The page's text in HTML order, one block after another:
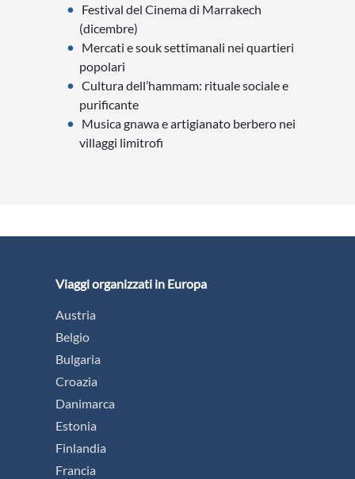
Festival del Cinema di Marrakech
(dicembre)
Mercati e souk settimanali nei quartieri
popolari
Cultura dell’hammam: rituale sociale e
purificante
Musica gnawa e artigianato berbero nei
villaggi limitrofi
Viaggi organizzati in Europa
Austria
Belgio
Bulgaria
Croazia
Danimarca
Estonia
Finlandia
Francia